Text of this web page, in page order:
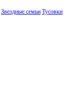
Звездные семьи Тусовки